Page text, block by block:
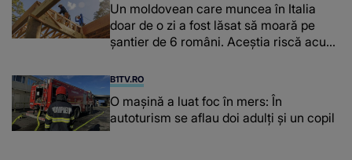
Un moldovean care muncea în Italia
doar de o zi a fost lăsat să moară pe
şantier de 6 români. Aceștia riscă acum
B1TV.RO
O maşină a luat foc în mers: În
autoturism se aflau doi adulți și un copil